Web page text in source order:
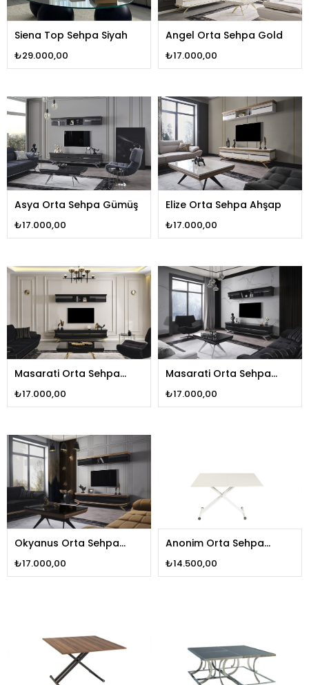
Siena Top Sehpa Siyah
₺29.000,00
Angel Orta Sehpa Gold
₺17.000,00
Asya Orta Sehpa Gümüş
₺17.000,00
Elize Orta Sehpa Ahşap
₺17.000,00
Masarati Orta Sehpa
Gold
₺17.000,00
Masarati Orta Sehpa
Gümüş
₺17.000,00
Okyanus Orta Sehpa
Ahşap
₺17.000,00
Anonim Orta Sehpa
Beyaz
₺14.500,00